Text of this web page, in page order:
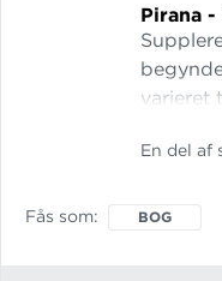
Pirana
varieret
En del af
Fås som BOG